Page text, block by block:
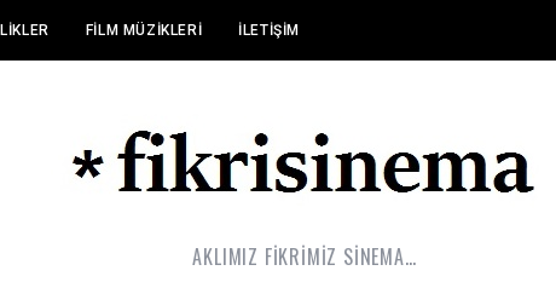
FILM MÜZIKLERI İLETIŞIM
AKLIMIZ FİKRİMİZ SİNEMA…